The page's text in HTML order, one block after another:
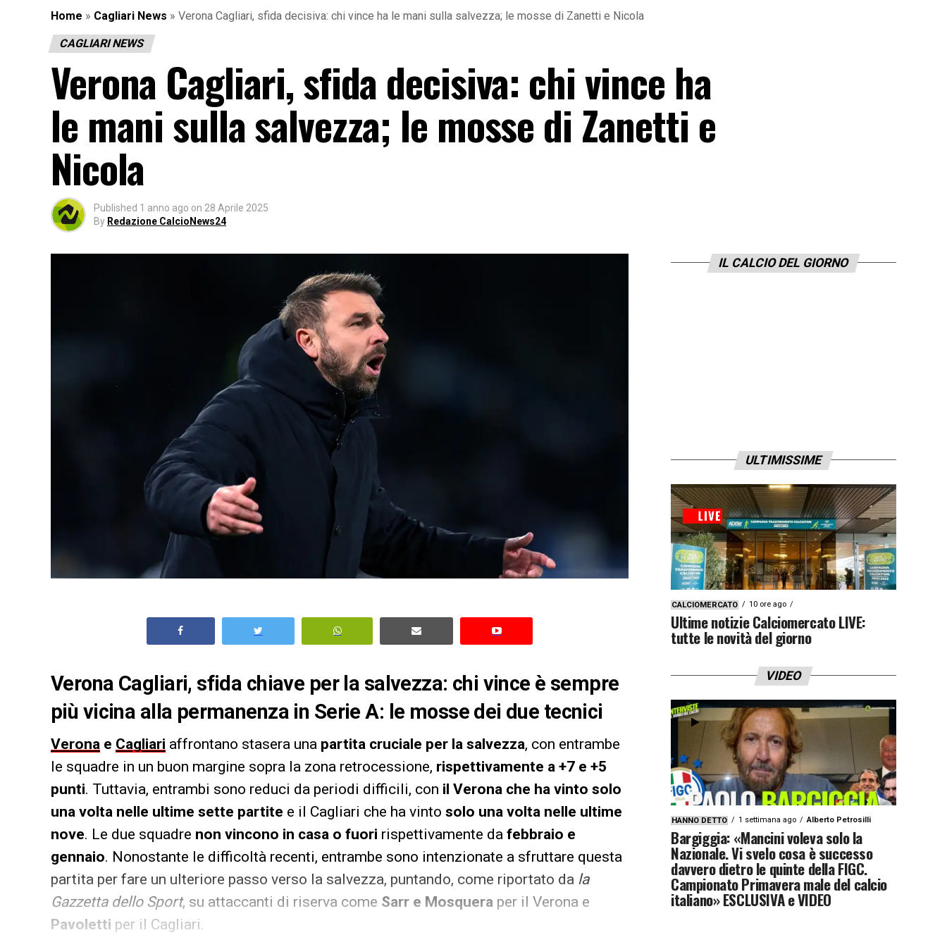
Home » Cagliari News » Verona Cagliari, sfida decisiva: chi vince ha le mani sulla salvezza; le mosse di Zanetti e Nicola
CAGLIARI NEWS
Verona Cagliari, sfida decisiva: chi vince ha
le mani sulla salvezza; le mosse di Zanetti e
Nicola
Published 1 anno ago on 28 Aprile 2025
By Redazione CalcioNews24
Verona Cagliari, sfida chiave per la salvezza: chi vince è sempre
più vicina alla permanenza in Serie A: le mosse dei due tecnici
Verona e Cagliari affrontano stasera una partita cruciale per la salvezza, con entrambe
le squadre in un buon margine sopra la zona retrocessione, rispettivamente a +7 e +5
punti. Tuttavia, entrambi sono reduci da periodi difficili, con il Verona che ha vinto solo
una volta nelle ultime sette partite e il Cagliari che ha vinto solo una volta nelle ultime
nove. Le due squadre non vincono in casa o fuori rispettivamente da febbraio e
gennaio. Nonostante le difficoltà recenti, entrambe sono intenzionate a sfruttare questa
partita per fare un ulteriore passo verso la salvezza, puntando, come riportato da la
Gazzetta dello Sport, su attaccanti di riserva come Sarr e Mosquera per il Verona e
Pavoletti per il Cagliari.
IL CALCIO DEL GIORNO
ULTIMISSIME
CALCIOMERCATO 10 ore ago
Ultime notizie Calciomercato LIVE:
tutte le novità del giorno
VIDEO
HANNO DETTO 1 settimana ago Alberto Petrosilli
Bargiggia: «Mancini voleva solo la
Nazionale. Vi svelo cosa è successo
davvero dietro le quinte della FIGC.
Campionato Primavera male del calcio
italiano» ESCLUSIVA e VIDEO